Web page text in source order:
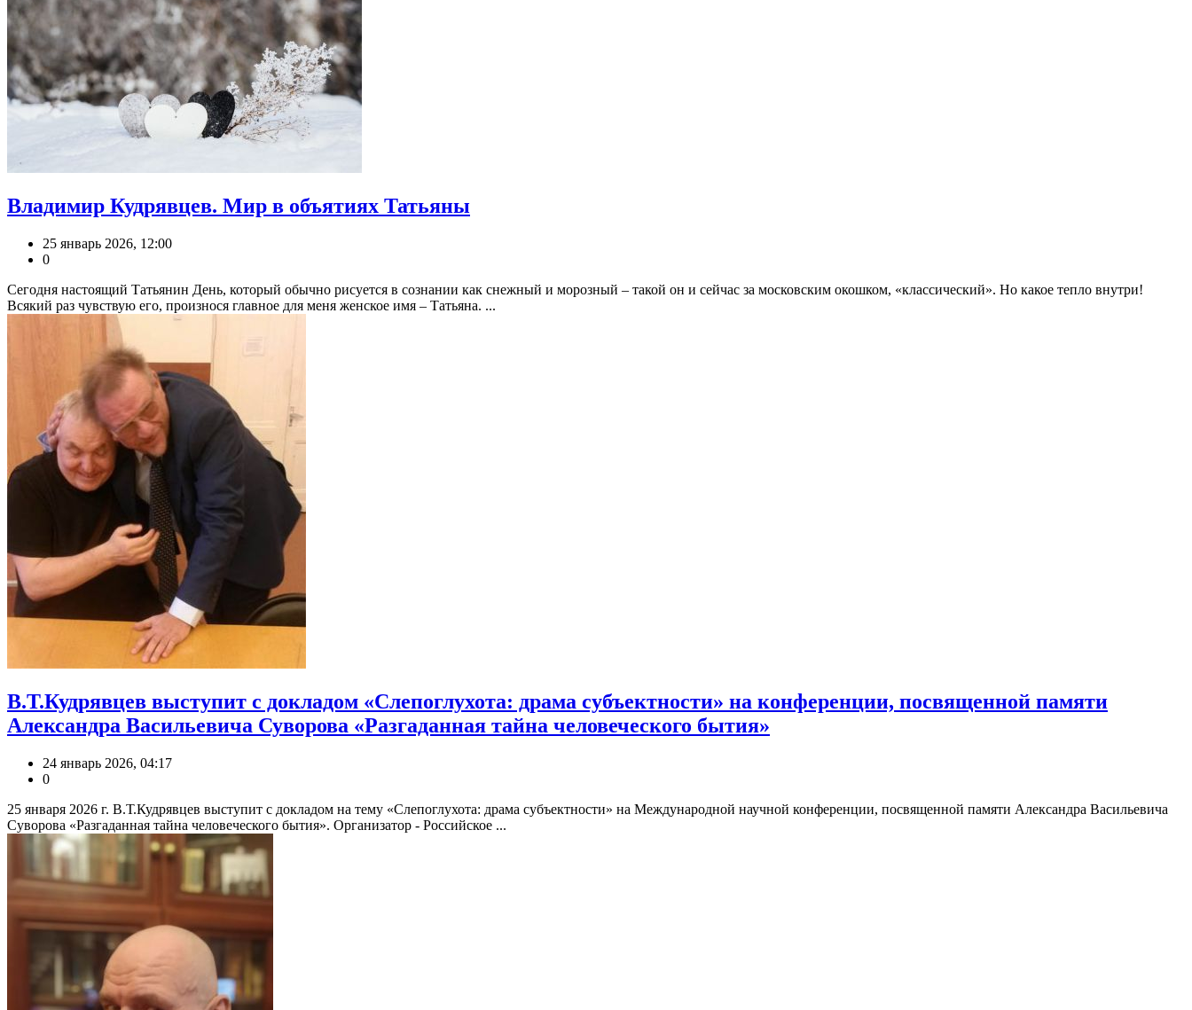
Владимир Кудрявцев. Мир в объятиях Татьяны
25 январь 2026, 12:00
0
Сегодня настоящий Татьянин День, который обычно рисуется в сознании как снежный и морозный – такой он и сейчас за московским окошком, «классический». Но какое тепло внутри!
Всякий раз чувствую его, произнося главное для меня женское имя – Татьяна. ...
В.Т.Кудрявцев выступит с докладом «Слепоглухота: драма субъектности» на конференции, посвященной памяти
Александра Васильевича Суворова «Разгаданная тайна человеческого бытия»
24 январь 2026, 04:17
0
25 января 2026 г. В.Т.Кудрявцев выступит с докладом на тему «Слепоглухота: драма субъектности» на Международной научной конференции, посвященной памяти Александра Васильевича
Суворова «Разгаданная тайна человеческого бытия». Организатор - Российское ...